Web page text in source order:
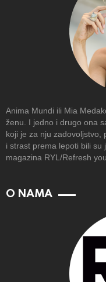
Anima Mundi ili Mia
ženu. I jedno i drugo ona
koji je za nju zadovoljstvo,
i strast prema lepoti bili su
magazina RYL/Refresh
O NAMA